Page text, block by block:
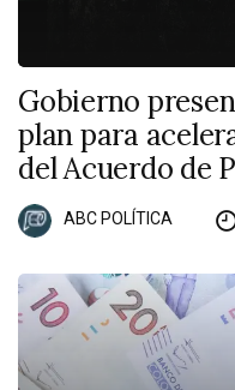
Gobierno
plan para
del Acuerdo de
ABC POLÍTICA